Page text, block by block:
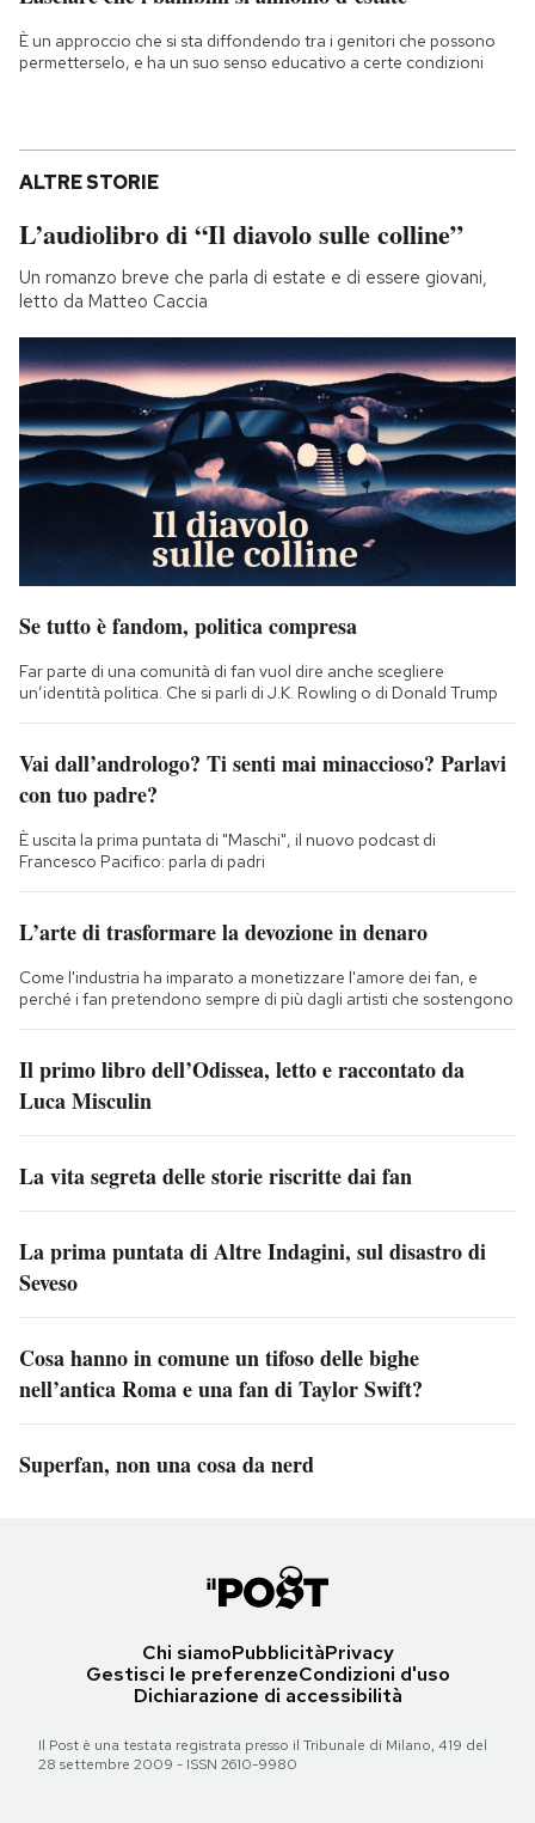
È un approccio che si sta diffondendo tra i genitori che possono
permetterselo, e ha un suo senso educativo a certe condizioni
ALTRE STORIE
L’audiolibro di “Il diavolo sulle colline”
Un romanzo breve che parla di estate e di essere giovani,
letto da Matteo Caccia
Se tutto è fandom, politica compresa
Far parte di una comunità di fan vuol dire anche scegliere
un’identità politica. Che si parli di J.K. Rowling o di Donald Trump
Vai dall’andrologo? Ti senti mai minaccioso? Parlavi
con tuo padre?
È uscita la prima puntata di "Maschi", il nuovo podcast di
Francesco Pacifico: parla di padri
L’arte di trasformare la devozione in denaro
Come l'industria ha imparato a monetizzare l'amore dei fan, e
perché i fan pretendono sempre di più dagli artisti che sostengono
Il primo libro dell’Odissea, letto e raccontato da
Luca Misculin
La vita segreta delle storie riscritte dai fan
La prima puntata di Altre Indagini, sul disastro di
Seveso
Cosa hanno in comune un tifoso delle bighe
nell’antica Roma e una fan di Taylor Swift?
Superfan, non una cosa da nerd
Chi siamoPubblicitàPrivacy
Gestisci le preferenzeCondizioni d'uso
Dichiarazione di accessibilità
Il Post è una testata registrata presso il Tribunale di Milano, 419 del
28 settembre 2009 - ISSN 2610-9980